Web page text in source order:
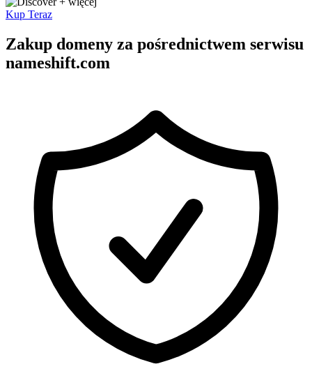
Kup Teraz
Zakup domeny za pośrednictwem serwisu
nameshift.com